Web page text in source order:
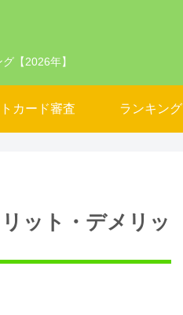
【2026年】
カード審査 ランキング
ット・デメリッ